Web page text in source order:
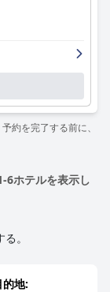
約を完了する前に、
6ホテルを表示し
。
地: